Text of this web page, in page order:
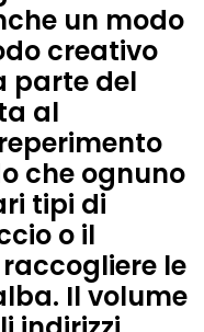
un modo
creativo
parte del
al
che ognuno
tipi di
o il
le
Il volume